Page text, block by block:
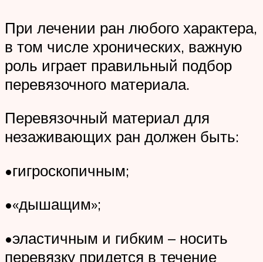
При лечении ран любого характера,
в том числе хронических, важную
роль играет правильный подбор
перевязочного материала.
Перевязочный материал для
незаживающих ран должен быть:
•гигроскопичным;
•«дышащим»;
•эластичным и гибким – носить
перевязку придется в течение